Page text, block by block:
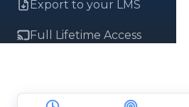
Export to your LMS
Full Lifetime Access